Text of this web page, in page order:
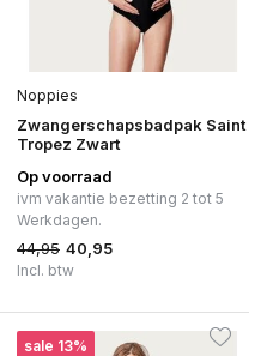
Noppies
Zwangerschapsbadpak Saint
Tropez Zwart
Op voorraad
ivm vakantie bezetting 2 tot 5
Werkdagen.
44,95 40,95
Incl. btw
sale 13%